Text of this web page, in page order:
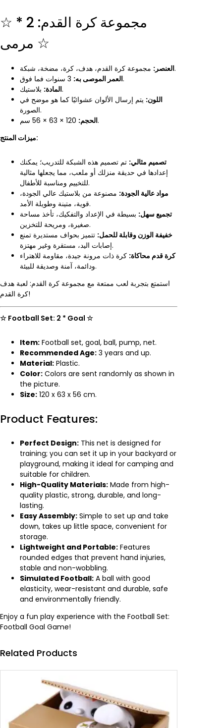
☆ مجموعة كرة القدم: 2 *
مرمى ☆
العنصر:مجموعة كرة القدم، هدف، كرة، مضخة، شبكة.
العمر الموصى به:3 سنوات فما فوق.
المادة:بلاستيك.
اللون: يتم إرسال الألوان عشوائيًا كما هو موضح في
الصورة.
الحجم:120 × 63 × 56 سم.
ميزات المنتج:
تصميم مثالي: تم تصميم هذه الشبكة للتدريب؛ يمكنك
إعدادها في حديقة منزلك أو ملعب، مما يجعلها مثالية
للتخييم ومناسبة للأطفال.
مواد عالية الجودة: مصنوعة من بلاستيك عالي الجودة،
قوية، متينة وطويلة الأمد.
تجميع سهل: بسيطة في الإعداد والتفكيك، تأخذ مساحة
صغيرة، ومريحة للتخزين.
خفيفة الوزن وقابلة للحمل: تتميز بحواف مستديرة تمنع
إصابات اليد، مستقرة وغير مهتزة.
كرة قدم محاكاة: كرة ذات مرونة جيدة، مقاومة للاهتراء
ودائمة، آمنة وصديقة للبيئة.
استمتع بتجربة لعب ممتعة مع مجموعة كرة القدم: لعبة هدف
كرة القدم!
☆ Football Set: 2 * Goal ☆
Item: Football set, goal, ball, pump, net.
Recommended Age: 3 years and up.
Material: Plastic.
Color: Colors are sent randomly as shown in
the picture.
Size: 120 x 63 x 56 cm.
Product Features:
Perfect Design: This net is designed for
training; you can set it up in your backyard or
playground, making it ideal for camping and
suitable for children.
High-Quality Materials: Made from high-
quality plastic, strong, durable, and long-
lasting.
Easy Assembly: Simple to set up and take
down, takes up little space, convenient for
storage.
Lightweight and Portable: Features
rounded edges that prevent hand injuries,
stable and non-wobbling.
Simulated Football: A ball with good
elasticity, wear-resistant and durable, safe
and environmentally friendly.
Enjoy a fun play experience with the Football Set:
Football Goal Game!
Related Products